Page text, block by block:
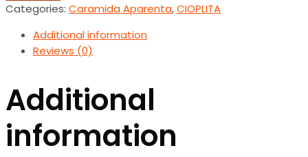
Categories: Caramida Aparenta,CIOPLITA
Additional information
Reviews (0)
Additional
information